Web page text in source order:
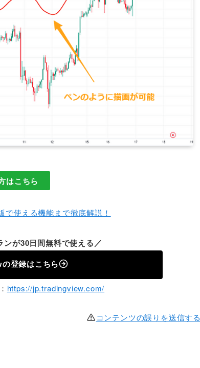
はこちら
使える機能まで徹底解説！
ンが30日間無料で使える／
登録はこちら
https://jp.tradingview.com/
コンテンツの誤りを送信する